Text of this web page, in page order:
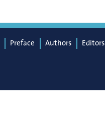
Preface Authors Editors